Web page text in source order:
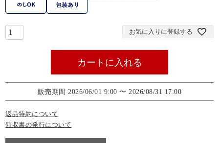
お気に入りに登録する
カートに入れる
販売期間 2026/06/01 9:00 〜 2026/08/31 17:00
返品特約について
領収書の発行について